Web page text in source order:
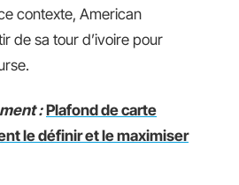
contexte, American
de sa tour d’ivoire pour
: Plafond de carte
le définir et le maximiser